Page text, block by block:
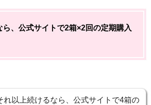
ら、公式サイトで2箱×2回の定期購入
れ以上続けるなら、公式サイトで4箱の